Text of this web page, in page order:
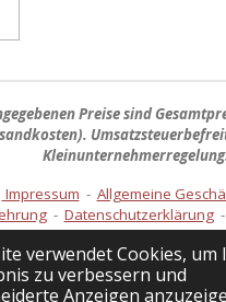
verwendet Cookies, um
zu verbessern und
Anzeigen
Preise sind
Impressum - Allgemeine
- Datenschutzerklärung-
Vertrag widerrufen